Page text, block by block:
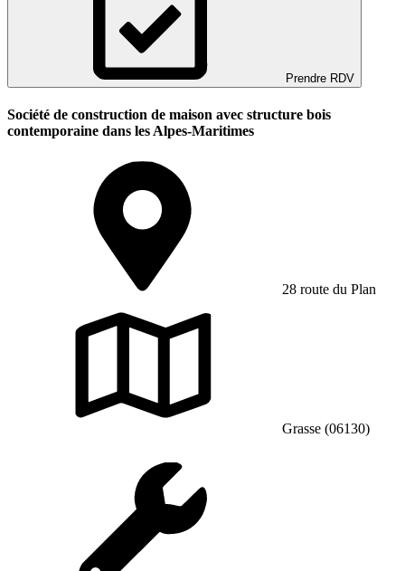
Prendre RDV
Société de construction de maison avec structure bois
contemporaine dans les Alpes-Maritimes
28 route du Plan
Grasse (06130)